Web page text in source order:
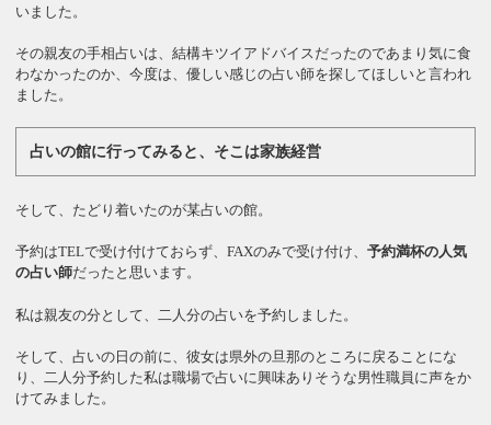
いました。
その親友の手相占いは、結構キツイアドバイスだったのであまり気に食
わなかったのか、今度は、優しい感じの占い師を探してほしいと言われ
ました。
占いの館に行ってみると、そこは家族経営
そして、たどり着いたのが某占いの館。
予約はTELで受け付けておらず、FAXのみで受け付け、予約満杯の人気
の占い師だったと思います。
私は親友の分として、二人分の占いを予約しました。
そして、占いの日の前に、彼女は県外の旦那のところに戻ることにな
り、二人分予約した私は職場で占いに興味ありそうな男性職員に声をか
けてみました。